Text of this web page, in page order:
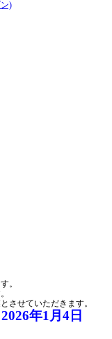
。
させていただきます。
年1月4日